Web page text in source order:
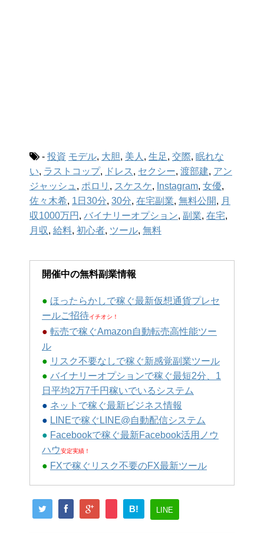
- 投資 モデル, 大胆, 美人 , 生足, 交際, 眠れな
い, ラストコップ, ドレス , セクシー, 渡部建, アン
ジャッシュ , ポロリ , スケスケ, Instagram, 女優,
佐々木希, 1日30分, 30分, 在宅副業, 無料公開, 月
収1000万円 , バイナリーオプション, 副業, 在宅,
月収, 給料, 初心者, ツール, 無料
開催中の無料副業情報
● ほったらかしで稼ぐ最新仮想通貨プレセ
ールご招待イチオシ！
● 転売で稼ぐAmazon自動転売高性能ツー
ル
● リスク不要なしで稼ぐ新感覚副業ツール
● バイナリーオプションで稼ぐ最短2分、1
日平均2万7千円稼いでいるシステム
● ネットで稼ぐ最新ビジネス情報
● LINEで稼ぐLINE@自動配信システム
● Facebookで稼ぐ最新Facebook活用ノウ
ハウ安定実績！
● FXで稼ぐリスク不要のFX最新ツール
B! LINE